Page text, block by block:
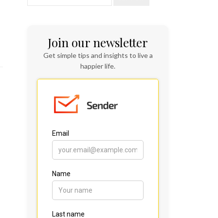
Join our newsletter
Get simple tips and insights to live a
happier life.